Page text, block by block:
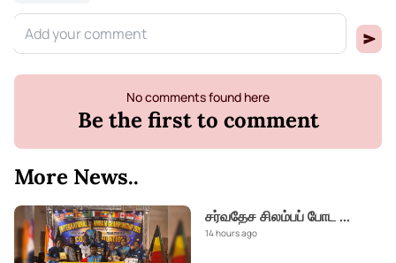
No comments found here
Be the first to comment
More News..
சர்வதேச சிலம்பப் போட ...
14 hours ago